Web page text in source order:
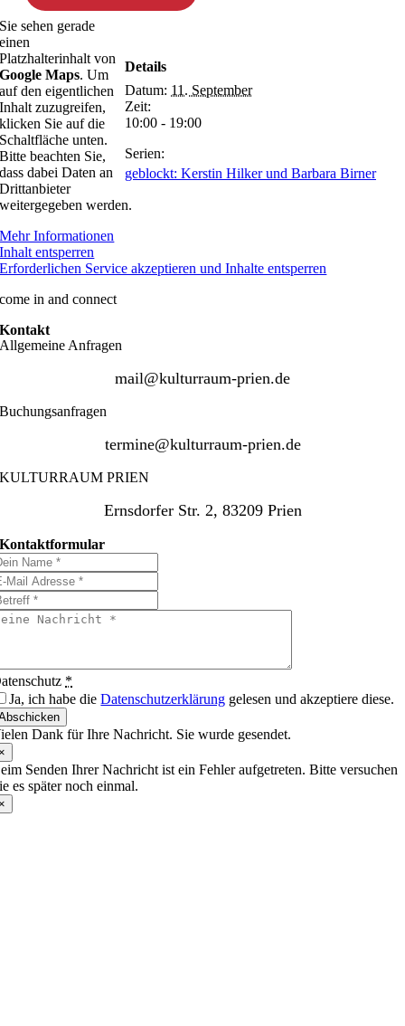
Details
Datum: 11. September
Zeit:
10:00 - 19:00
Serien:
geblockt: Kerstin Hilker und Barbara Birner
Sie sehen gerade
einen
Platzhalterinhalt von
Google Maps. Um
auf den eigentlichen
Inhalt zuzugreifen,
klicken Sie auf die
Schaltfläche unten.
Bitte beachten Sie,
dass dabei Daten an
Drittanbieter
weitergegeben werden.
Mehr Informationen
Inhalt entsperren
Erforderlichen Service akzeptieren und Inhalte entsperren
come in and connect
Kontakt
Allgemeine Anfragen
mail@kulturraum-prien.de
Buchungsanfragen
termine@kulturraum-prien.de
KULTURRAUM PRIEN
Ernsdorfer Str. 2, 83209 Prien
Kontaktformular
*
Ja, ich habe dieDatenschutzerklärung gelesen und akzeptiere diese.
Dank für Ihre Nachricht. Sie wurde gesendet.
Senden Ihrer Nachricht ist ein Fehler aufgetreten. Bitte versuchen
es später noch einmal.